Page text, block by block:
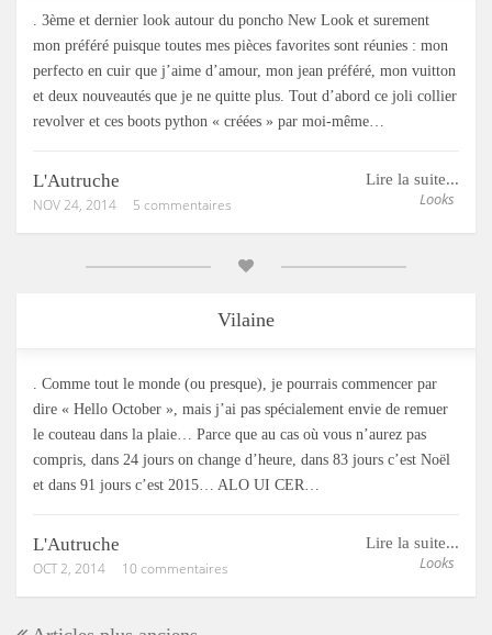
. 3ème et dernier look autour du poncho New Look et surement
mon préféré puisque toutes mes pièces favorites sont réunies : mon
perfecto en cuir que j’aime d’amour, mon jean préféré, mon vuitton
et deux nouveautés que je ne quitte plus. Tout d’abord ce joli collier
revolver et ces boots python « créées » par moi-même…
Lire la suite...
Looks
L'Autruche
NOV 24, 2014 5 commentaires
Vilaine
. Comme tout le monde (ou presque), je pourrais commencer par
dire « Hello October », mais j’ai pas spécialement envie de remuer
le couteau dans la plaie… Parce que au cas où vous n’aurez pas
compris, dans 24 jours on change d’heure, dans 83 jours c’est Noël
et dans 91 jours c’est 2015… ALO UI CER…
Lire la suite...
Looks
L'Autruche
OCT 2, 2014 10 commentaires